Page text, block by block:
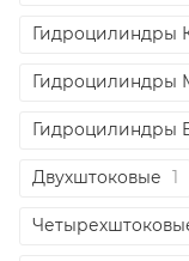
Гидроцилиндры
Гидроцилиндры
Гидроцилиндры
Двухштоковые 1